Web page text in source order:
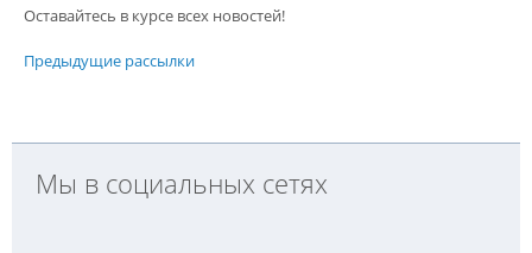
Оставайтесь в курсе всех новостей!
Предыдущие рассылки
Мы в социальных сетях